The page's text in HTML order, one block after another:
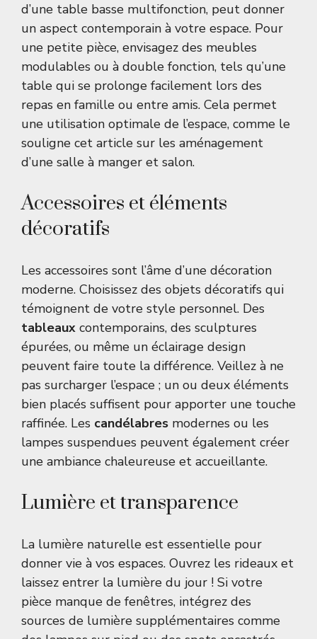
d’une table basse multifonction, peut donner
un aspect contemporain à votre espace. Pour
une petite pièce, envisagez des meubles
modulables ou à double fonction, tels qu’une
table qui se prolonge facilement lors des
repas en famille ou entre amis. Cela permet
une utilisation optimale de l’espace, comme le
souligne cet article sur les aménagement
d’une salle à manger et salon.
Accessoires et éléments
décoratifs
Les accessoires sont l’âme d’une décoration
moderne. Choisissez des objets décoratifs qui
témoignent de votre style personnel. Des
tableaux contemporains, des sculptures
épurées, ou même un éclairage design
peuvent faire toute la différence. Veillez à ne
pas surcharger l’espace ; un ou deux éléments
bien placés suffisent pour apporter une touche
raffinée. Les candélabres modernes ou les
lampes suspendues peuvent également créer
une ambiance chaleureuse et accueillante.
Lumière et transparence
La lumière naturelle est essentielle pour
donner vie à vos espaces. Ouvrez les rideaux et
laissez entrer la lumière du jour ! Si votre
pièce manque de fenêtres, intégrez des
sources de lumière supplémentaires comme